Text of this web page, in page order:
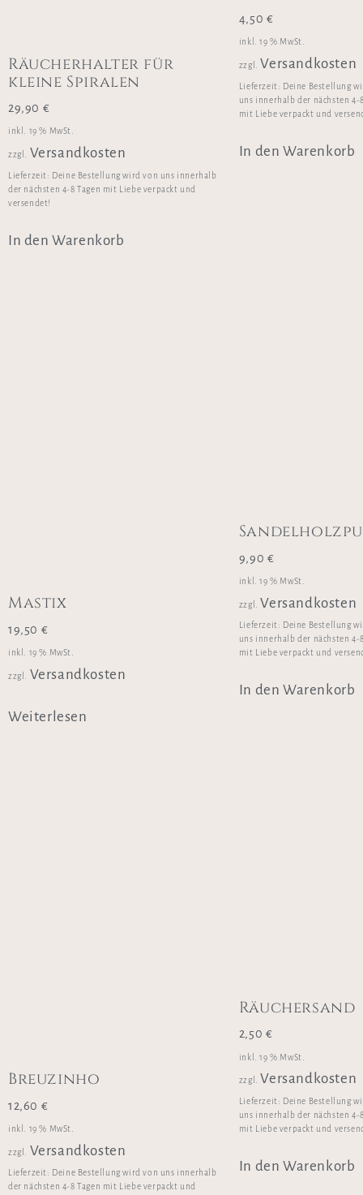
Räucherhalter für
kleine Spiralen
29,90 €
inkl. 19 % MwSt.
zzgl. Versandkosten
Lieferzeit: Deine Bestellung wird von uns innerhalb
der nächsten 4-8 Tagen mit Liebe verpackt und
versendet!
In den Warenkorb
4,50 €
inkl. 19 % MwSt.
zzgl. Versandkosten
Lieferzeit: Deine Bestellung
uns innerhalb der nächsten 4-
mit Liebe verpackt und
In den Warenkorb
Mastix
19,50 €
inkl. 19 % MwSt.
zzgl. Versandkosten
Weiterlesen
9,90 €
inkl. 19 % MwSt.
zzgl. Versandkosten
Lieferzeit: Deine Bestellung
uns innerhalb der nächsten 4-
mit Liebe verpackt und
In den Warenkorb
Breuzinho
12,60 €
inkl. 19 % MwSt.
zzgl. Versandkosten
Lieferzeit: Deine Bestellung wird von uns innerhalb
der nächsten 4-8 Tagen mit Liebe verpackt und
Räuchersand
2,50 €
inkl. 19 % MwSt.
zzgl. Versandkosten
Lieferzeit: Deine Bestellung
uns innerhalb der nächsten 4-
mit Liebe verpackt und
In den Warenkorb